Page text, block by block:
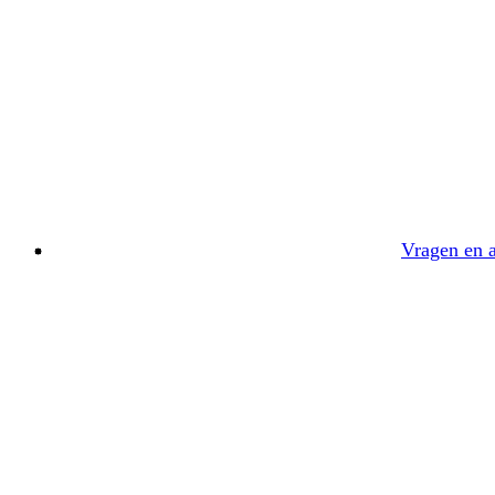
Vragen en